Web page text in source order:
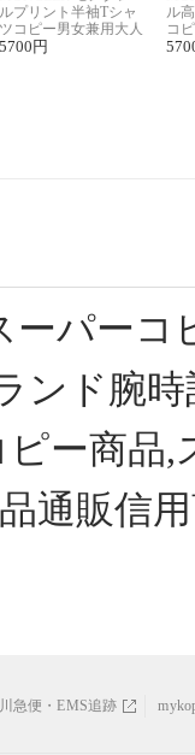
ルプリント半袖Tシャ
ツコピー男女兼用大人
可愛い春夏コーデ
5700 円
ル
コ
ィ
ーパー
ンド腕
ー商品
通販信
急便・EMS追跡